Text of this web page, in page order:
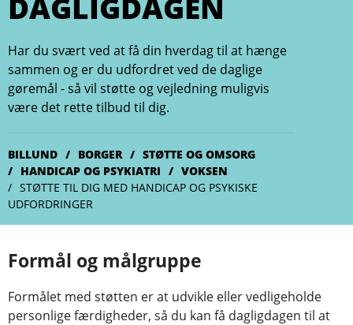
DAGLIGDAGEN
Har du svært ved at få din hverdag til at hænge
sammen og er du udfordret ved de daglige
gøremål - så vil støtte og vejledning muligvis
være det rette tilbud til dig.
BILLUND BORGER
STØTTE OG OMSORG
HANDICAP OG PSYKIATRI
VOKSEN
STØTTE TIL DIG MED HANDICAP OG PSYKISKE
UDFORDRINGER
Formål og målgruppe
Formålet med støtten er at udvikle eller vedligeholde
personlige færdigheder, så du kan få dagligdagen til at